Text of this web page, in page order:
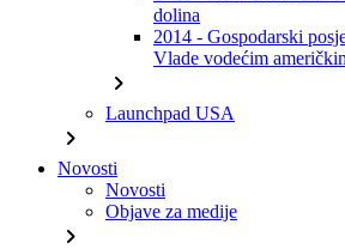
dolina
2014 - Gospodarski
Vlade vodećim
chevron_right
Launchpad USA
chevron_right
Novosti
Novosti
Objave za medije
chevron_right